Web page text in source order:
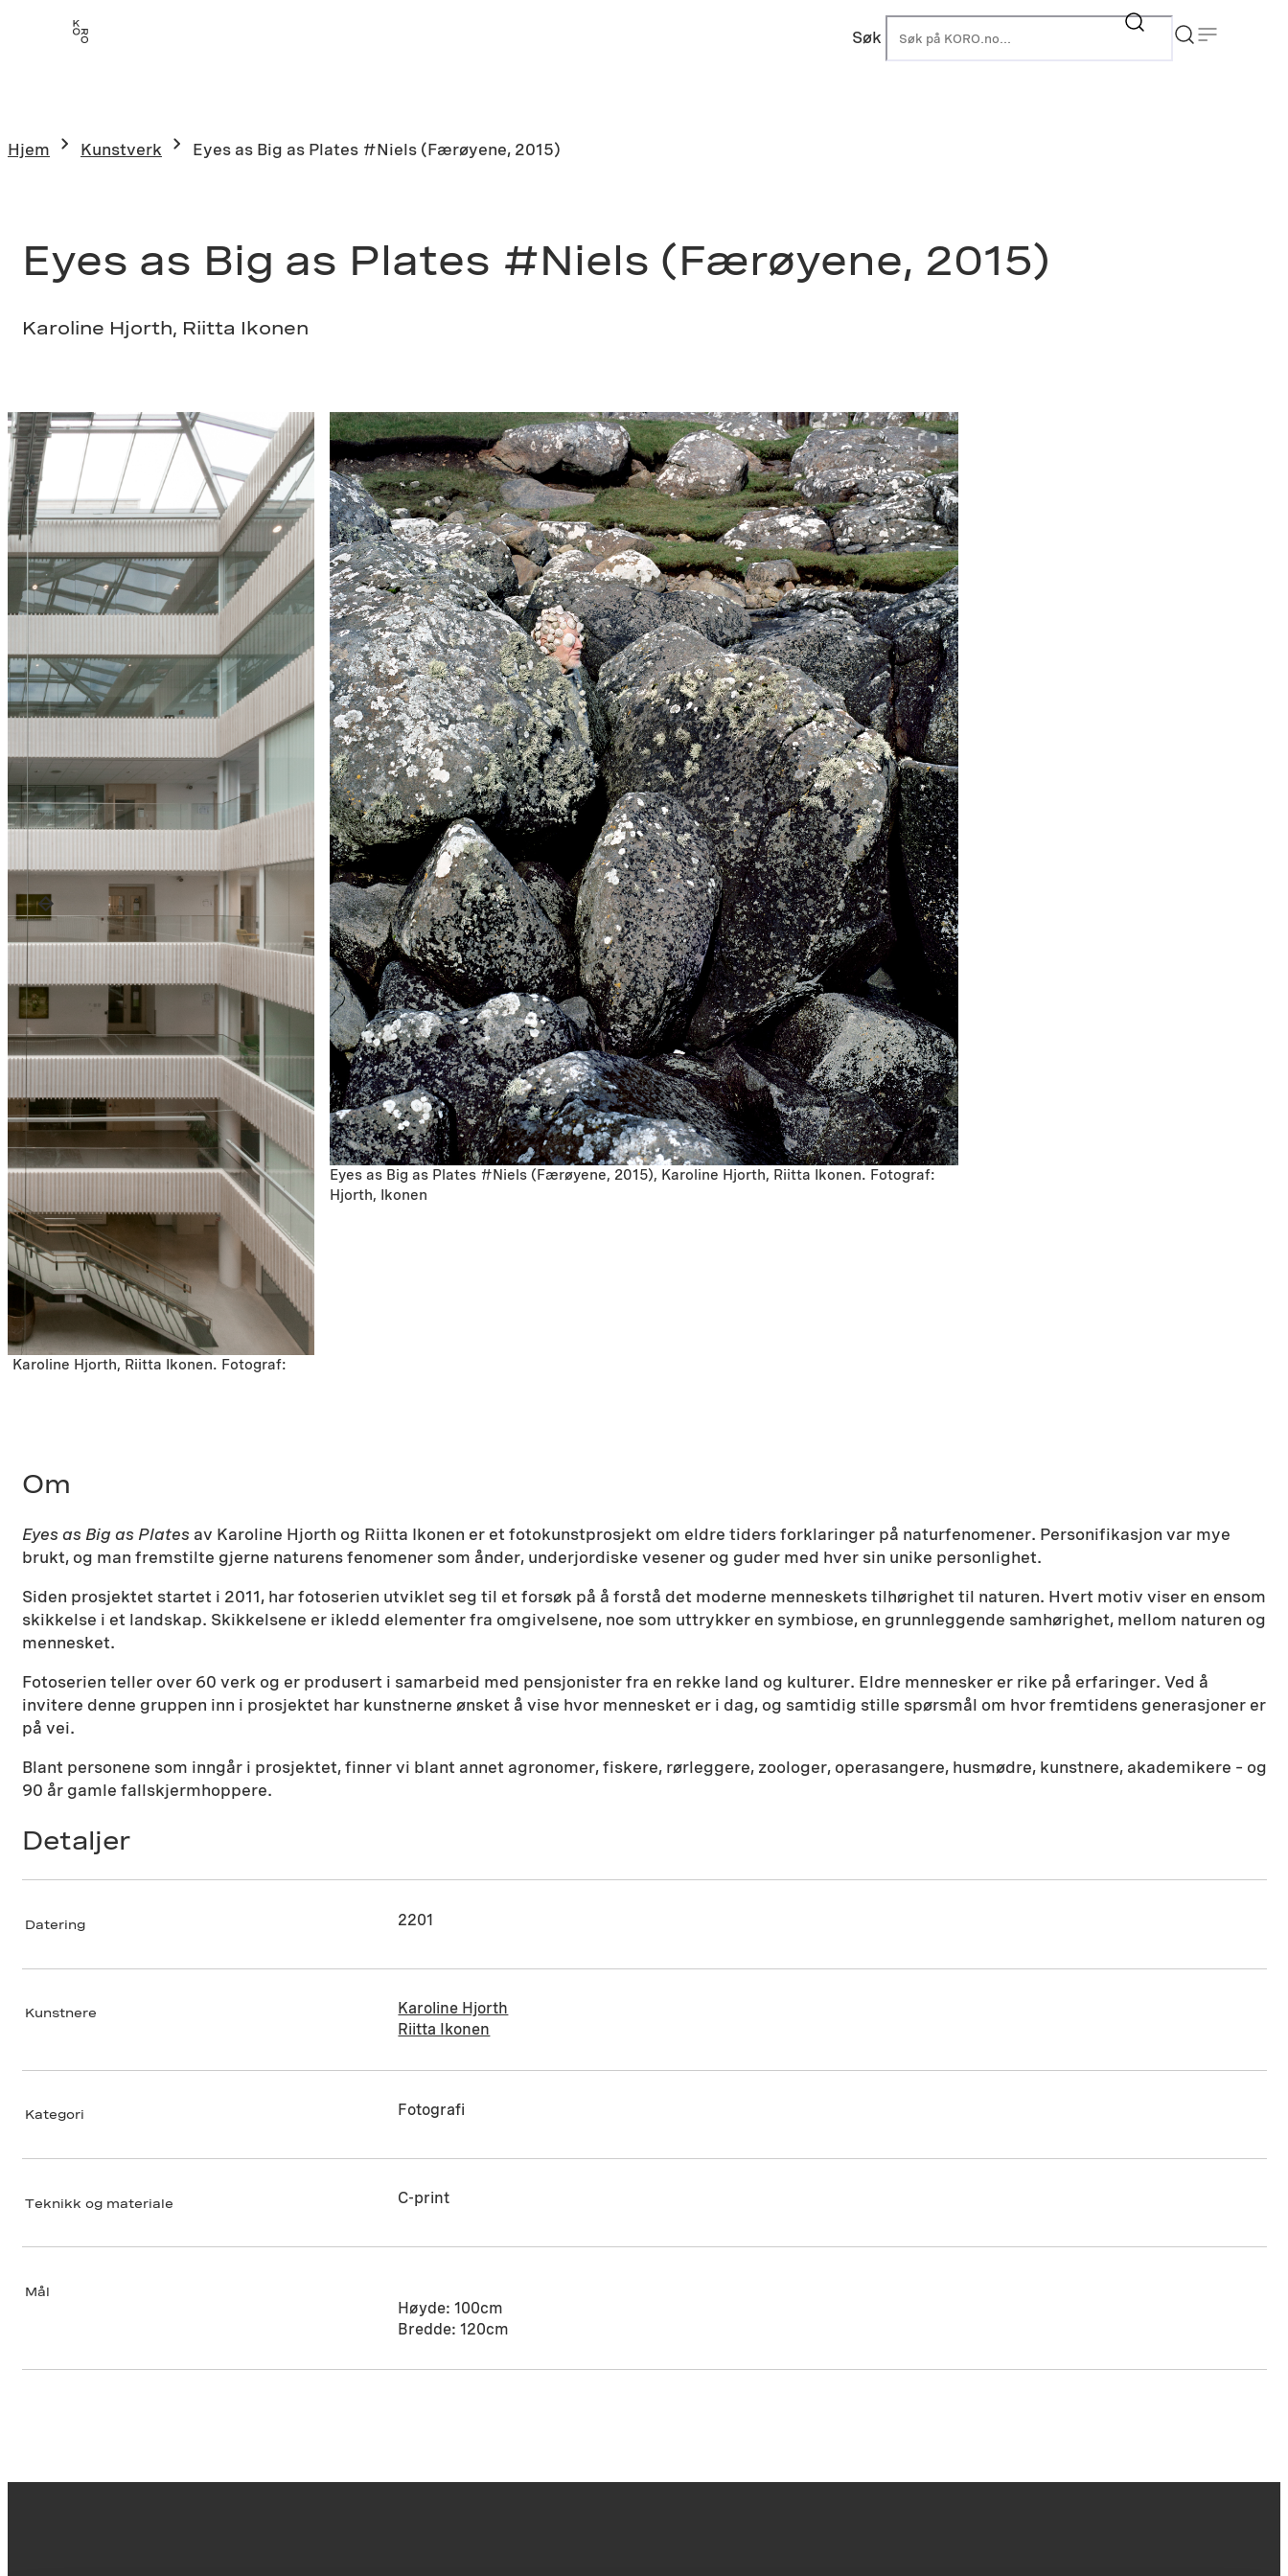
Søk
Hjem Kunstverk Eyes as Big as Plates #Niels (Færøyene, 2015)
Eyes as Big as Plates #Niels (Færøyene, 2015)
Karoline Hjorth, Riitta Ikonen
Karoline Hjorth, Riitta Ikonen. Fotograf:
Eyes as Big as Plates #Niels (Færøyene, 2015), Karoline Hjorth, Riitta Ikonen. Fotograf:
Hjorth, Ikonen
Om
Eyes as Big as Platesav Karoline Hjorth og Riitta Ikonen er et fotokunstprosjekt om eldre tiders forklaringer på naturfenomener. Personifikasjon var mye
brukt, og man fremstilte gjerne naturens fenomener som ånder, underjordiske vesener og guder med hver sin unike personlighet.
Siden prosjektet startet i 2011, har fotoserien utviklet seg til et forsøk på å forstå det moderne menneskets tilhørighet til naturen. Hvert motiv viser en ensom
skikkelse i et landskap. Skikkelsene er ikledd elementer fra omgivelsene, noe som uttrykker en symbiose, en grunnleggende samhørighet, mellom naturen og
mennesket.
Fotoserien teller over 60 verk og er produsert i samarbeid med pensjonister fra en rekke land og kulturer. Eldre mennesker er rike på erfaringer. Ved å
invitere denne gruppen inn i prosjektet har kunstnerne ønsket å vise hvor mennesket er i dag, og samtidig stille spørsmål om hvor fremtidens generasjoner er
på vei.
Blant personene som inngår i prosjektet, finner vi blant annet agronomer, fiskere, rørleggere, zoologer, operasangere, husmødre, kunstnere, akademikere – og
90 år gamle fallskjermhoppere.
Detaljer
Datering 2201
Kunstnere
Karoline Hjorth
Riitta Ikonen
Kategori Fotografi
Teknikk og materiale C-print
Mål
Høyde: 100cm
Bredde: 120cm